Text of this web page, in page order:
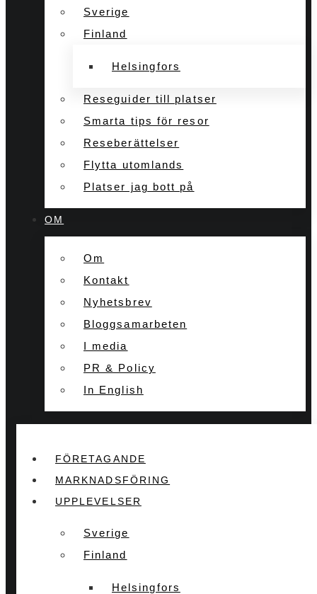
Sverige
Finland
Helsingfors
Reseguider till platser
Smarta tips för resor
Reseberättelser
Flytta utomlands
Platser jag bott på
OM
Om
Kontakt
Nyhetsbrev
Bloggsamarbeten
I media
PR & Policy
In English
FÖRETAGANDE
MARKNADSFÖRING
UPPLEVELSER
Sverige
Finland
Helsingfors